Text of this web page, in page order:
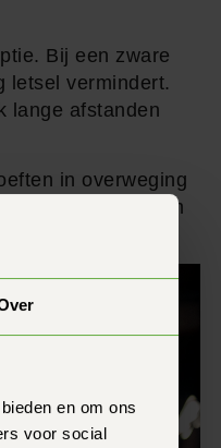
en om ons
voor social
Bij een zware
letsel vermindert.
lange afstanden
in overweging
ervoor dat de helm